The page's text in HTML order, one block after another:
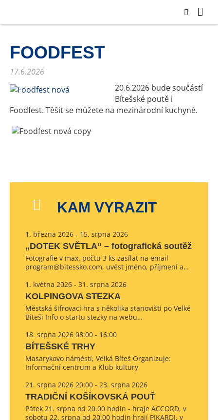
FOODFEST
17.6.2026
20.6.2026 bude součástí
Bítešské poutě i
Foodfest. Těšit se můžete na mezinárodní kuchyně.
KAM VYRAZIT
1. března 2026 - 15. srpna 2026
„DOTEK SVĚTLA“ – fotografická soutěž
Fotografie v max. počtu 3 ks zasílat na email
program@bitessko.com, uvést jméno, příjmení a…
1. května 2026 - 31. srpna 2026
KOLPINGOVA STEZKA
Městská šifrovací hra s několika stanovišti po Velké
Bíteši Info o startu stezky na webu…
18. srpna 2026 08:00 - 16:00
BÍTEŠSKÉ TRHY
Masarykovo náměstí, Velká Bíteš Organizuje:
Informační centrum a Klub kultury
21. srpna 2026 20:00 - 23. srpna 2026
TRADIČNÍ KOŠÍKOVSKÁ POUŤ
Pátek 21. srpna od 20.00 hodin - hraje ACCORD, v
sobotu 22. srpna od 20.00 hodin hrají PIKARDI, v